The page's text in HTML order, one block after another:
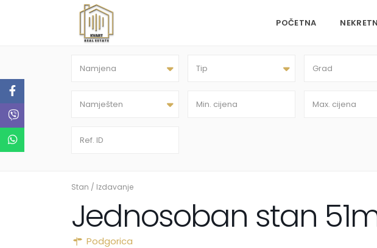
POČETNA
Namjena Tip Grad
Namješten
Stan / Izdavanje
Jednosoban stan
Podgorica